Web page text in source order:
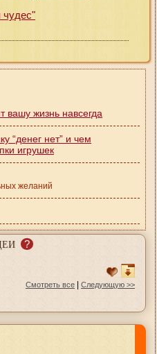
вашу жизнь навсегда
“денег нет” и чем
игрушек
желаний
?
Смотреть все | Следующую >>